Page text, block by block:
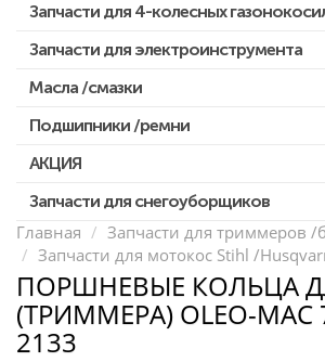
Запчасти для 4-колесных
Запчасти для электроинструмента
Двигатели, редукторы для
Патроны для шуруповертов /
Выключатели, переключатели
Запчасти для перфораторов и
Запчасти для УШМ (болгарок)
Запчасти для электроинструмента
Конденсаторы
Якоря, статоры
Масла /смазки
Подшипники /ремни
АКЦИЯ
Скидка 50%
Запчасти для снегоуборщиков
Главная
Запчасти для триммеров /
Запчасти для мотокос Stihl /
ПОРШНЕВЫЕ КОЛЬЦА
(ТРИММЕРА) OLEO-
2133